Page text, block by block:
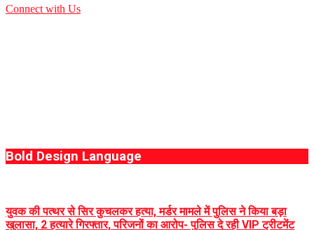
Connect with Us
Bold Design Language
युवक की पत्थर से सिर कुचलकर हत्या, मर्डर मामले में पुलिस ने किया बड़ा
खुलासा, 2 हत्यारे गिरफ्तार, परिजनों का आरोप- पुलिस दे रही VIP ट्रीटमेंट